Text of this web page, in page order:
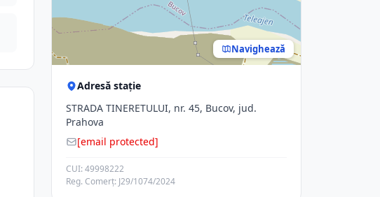
Navighează
Adresă stație
STRADA TINERETULUI, nr. 45, Bucov, jud.
Prahova
[email protected]
CUI: 49998222
Reg. Comerț: J29/1074/2024